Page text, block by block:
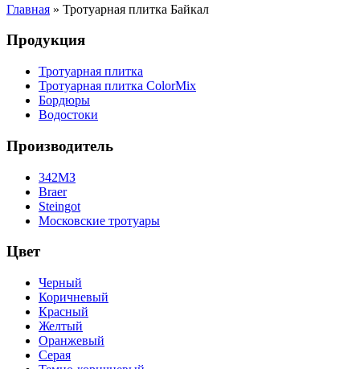
Главная » Тротуарная плитка Байкал
Продукция
Тротуарная плитка
Тротуарная плитка ColorMix
Бордюры
Водостоки
Производитель
342МЗ
Braer
Steingot
Московские тротуары
Цвет
Черный
Коричневый
Красный
Желтый
Оранжевый
Серая